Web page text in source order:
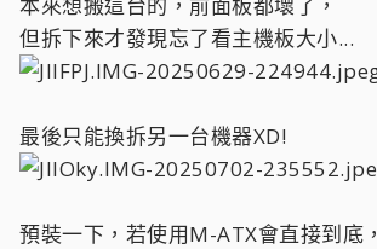
但拆下來才發現忘了看主機板大小...
最後只能換拆另一台機器XD!
預裝一下，若使用M-ATX會直接到底，